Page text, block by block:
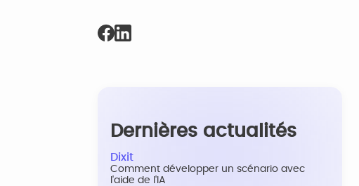
Dernières actualités
Dixit
Comment développer un scénario avec
l'aide de l'IA